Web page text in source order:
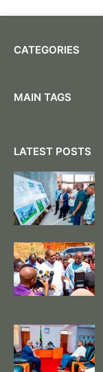
CATEGORIES
MAIN TAGS
LATEST POSTS